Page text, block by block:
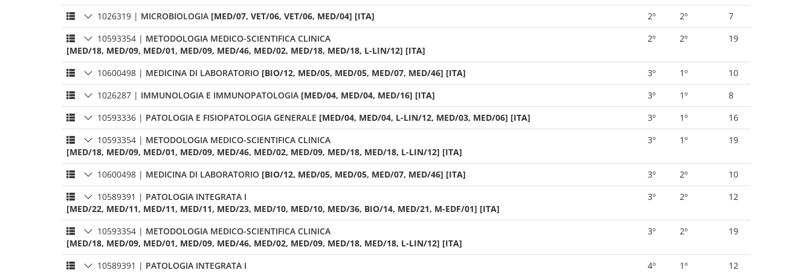
1026319 | MICROBIOLOGIA [MED/07, VET/06, VET/06, MED/04] [ITA] 2º 2º
7
10593354 | METODOLOGIA MEDICO-SCIENTIFICA CLINICA
[MED/18, MED/09, MED/01, MED/09, MED/46, MED/02, MED/18, MED/18, L-LIN/12] [ITA]
2º 2º 19
10600498 | MEDICINA DI LABORATORIO [BIO/12, MED/05, MED/05, MED/07, MED/46] [ITA] 3º 1º
10
1026287 | IMMUNOLOGIA E IMMUNOPATOLOGIA [MED/04, MED/04, MED/16] [ITA] 3º 1º
8
10593336 | PATOLOGIA E FISIOPATOLOGIA GENERALE [MED/04, MED/04, L-LIN/12, MED/03, MED/06] [ITA] 3º 1º
16
10593354 | METODOLOGIA MEDICO-SCIENTIFICA CLINICA
[MED/18, MED/09, MED/01, MED/09, MED/46, MED/02, MED/09, MED/18, MED/18, L-LIN/12] [ITA]
3º 1º 19
10600498 | MEDICINA DI LABORATORIO [BIO/12, MED/05, MED/05, MED/07, MED/46] [ITA] 3º 2º
10
10589391 | PATOLOGIA INTEGRATA I
[MED/22, MED/11, MED/11, MED/11, MED/23, MED/10, MED/10, MED/36, BIO/14, MED/21, M-EDF/01] [ITA]
3º 2º 12
10593354 | METODOLOGIA MEDICO-SCIENTIFICA CLINICA
[MED/18, MED/09, MED/01, MED/09, MED/46, MED/02, MED/09, MED/18, MED/18, L-LIN/12] [ITA]
3º 2º 19
10589391 | PATOLOGIA INTEGRATA I
4º 1º 12